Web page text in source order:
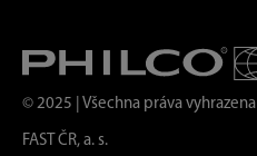
© 2025 | Všechna práva vyhrazena
FAST ČR, a. s.